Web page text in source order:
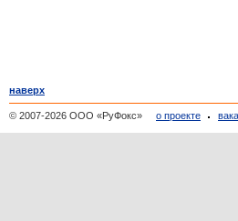
наверх
© 2007-2026 ООО «РуФокс» о проекте